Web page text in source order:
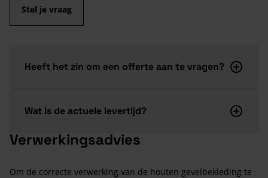
Stel je vraag
Heeft het zin om een offerte aan te vragen?
Wat is de actuele levertijd?
Verwerkingsadvies
Om de correcte verwerking van de houten gevelbekleding te